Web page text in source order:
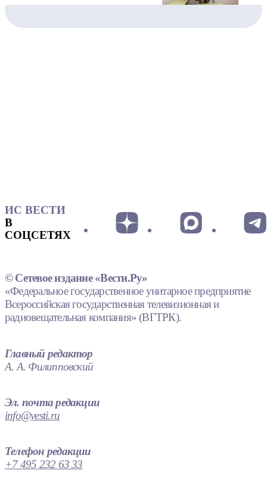
ИС ВЕСТИ
В
СОЦСЕТЯХ
© Сетевое издание «Вести.Ру»
«Федеральное государственное унитарное предприятие
Всероссийская государственная телевизионная и
радиовещательная компания» (ВГТРК).
Главный редактор
А. А. Филипповский
Эл. почта редакции
info@vesti.ru
Телефон редакции
+7 495 232 63 33